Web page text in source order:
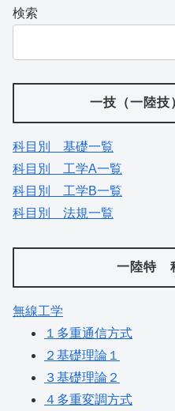
検索
一技（一陸
科目別 基礎一覧
科目別 工学A一覧
科目別 工学B一覧
科目別 法規一覧
一陸特
無線工学
１多重通信方式
２基礎理論１
３基礎理論２
４多重変調方式